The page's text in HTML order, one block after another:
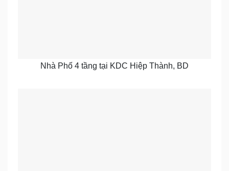
Nhà Phố 4 tầng tại KDC Hiệp Thành, BD